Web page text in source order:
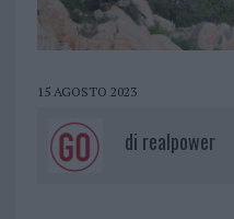
15 AGOSTO 2023
di realpower